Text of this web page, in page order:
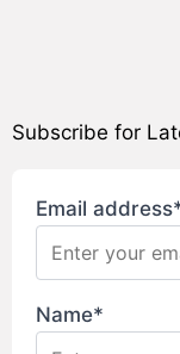
Subscribe for
Email
Name*